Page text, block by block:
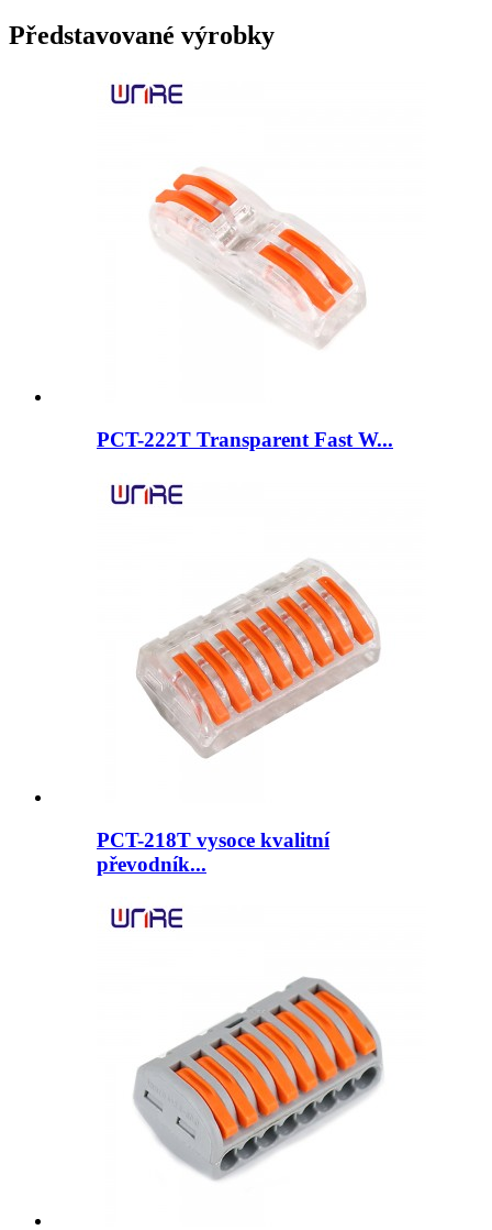
Představované výrobky
PCT-222T Transparent Fast W...
PCT-218T vysoce kvalitní
převodník...